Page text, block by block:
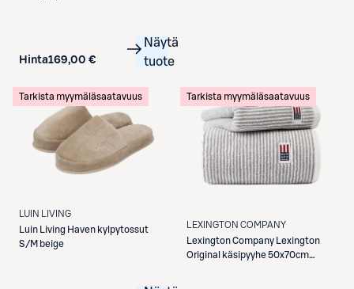
Hinta169,00 €
Näytä
tuote
Tarkista myymäläsaatavuus
LUIN LIVING
Luin Living Haven kylpytossut
S/M beige
Tarkista myymäläsaatavuus
LEXINGTON COMPANY
Lexington Company
Lexington
Original käsipyyhe 50x70cm